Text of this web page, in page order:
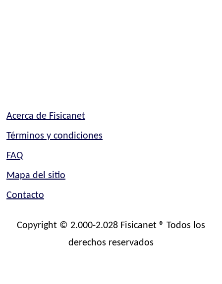
Acerca de Fisicanet
Términos y condiciones
FAQ
Mapa del sitio
Contacto
Copyright © 2.000-2.028 Fisicanet ® Todos los
derechos reservados